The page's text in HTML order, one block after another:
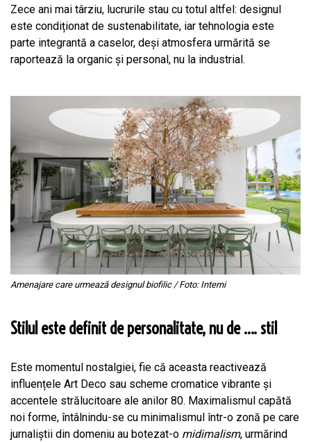
Zece ani mai târziu, lucrurile stau cu totul altfel: designul
este condiționat de sustenabilitate, iar tehnologia este
parte integrantă a caselor, deși atmosfera urmărită se
raportează la organic și personal, nu la industrial.
Amenajare care urmează designul biofilic / Foto: Interni
Stilul este definit de personalitate, nu de …. stil
Este momentul nostalgiei, fie că aceasta reactivează
influențele Art Deco sau scheme cromatice vibrante și
accentele strălucitoare ale anilor 80. Maximalismul capătă
noi forme, întâlnindu-se cu minimalismul într-o zonă pe care
jurnaliștii din domeniu au botezat-o midimalism, urmărind